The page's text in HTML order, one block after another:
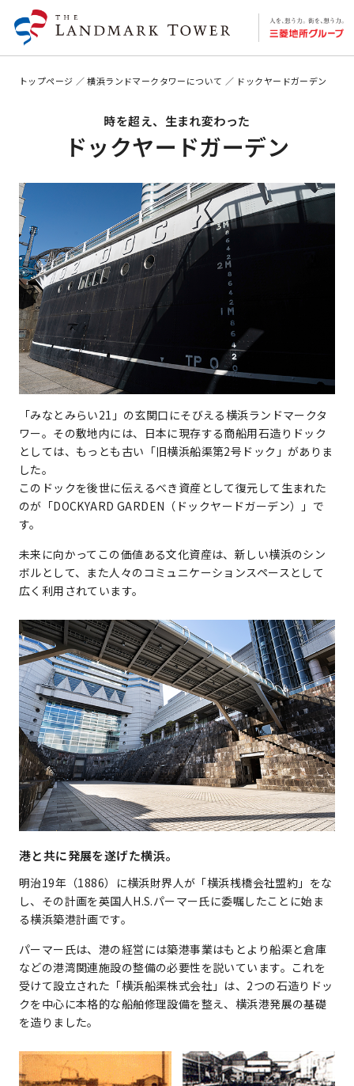
トップページ 横浜ランドマークタワーについて ドックヤードガーデン
時を超え、生まれ変わった
ドックヤードガーデン
「みなとみらい21」の玄関口にそびえる横浜ランドマークタ
ワー。その敷地内には、日本に現存する商船用石造りドック
としては、もっとも古い「旧横浜船渠第2号ドック」がありま
した。
このドックを後世に伝えるべき資産として復元して生まれた
のが「DOCKYARD GARDEN（ドックヤードガーデン）」で
す。
未来に向かってこの価値ある文化資産は、新しい横浜のシン
ボルとして、また人々のコミュニケーションスペースとして
広く利用されています。
港と共に発展を遂げた横浜。
明治19年（1886）に横浜財界人が「横浜桟橋会社盟約」をな
し、その計画を英国人H.S.パーマー氏に委嘱したことに始ま
る横浜築港計画です。
パーマー氏は、港の経営には築港事業はもとより船渠と倉庫
などの港湾関連施設の整備の必要性を説いています。これを
受けて設立された「横浜船渠株式会社」は、2つの石造りドッ
クを中心に本格的な船舶修理設備を整え、横浜港発展の基礎
を造りました。